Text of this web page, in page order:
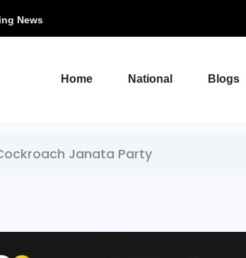
News
Home National Blogs
Janata Party